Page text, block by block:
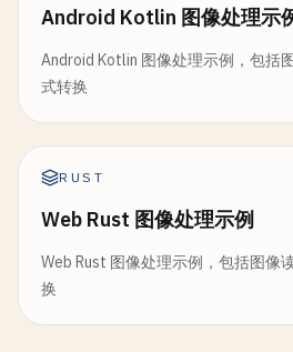
Android Kotlin 图像处理示
Android Kotlin 图像处理示例，包括
式转换
RUST
Web Rust 图像处理示例
Web Rust 图像处理示例，包括图像
换